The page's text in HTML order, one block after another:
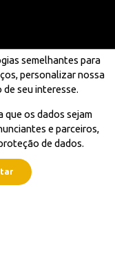
semelhantes para
personalizar nossa
seu interesse.
que os dados sejam
e parceiros,
de dados.